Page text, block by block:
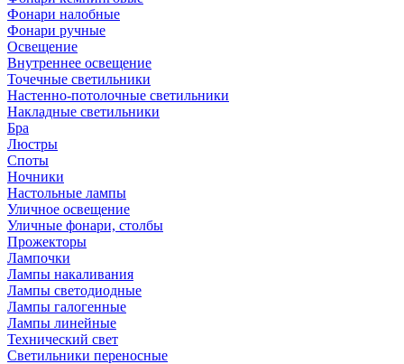
Фонари налобные
Фонари ручные
Освещение
Внутреннее освещение
Точечные светильники
Настенно-потолочные светильники
Накладные светильники
Бра
Люстры
Споты
Ночники
Настольные лампы
Уличное освещение
Уличные фонари, столбы
Прожекторы
Лампочки
Лампы накаливания
Лампы светодиодные
Лампы галогенные
Лампы линейные
Технический свет
Светильники переносные